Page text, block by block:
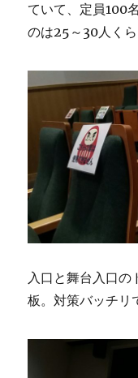
ていて、定員100
のは25～30人くら
入口と舞台入口の
板。対策バッチリ